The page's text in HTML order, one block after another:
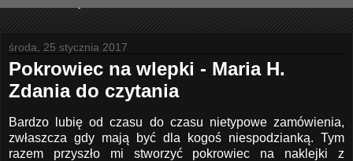
środa, 25 stycznia 2017
Pokrowiec na wlepki - Maria H.
Zdania do czytania
Bardzo lubię od czasu do czasu nietypowe zamówienia,
zwłaszcza gdy mają być dla kogoś niespodzianką. Tym
razem przyszło mi stworzyć pokrowiec na naklejki z